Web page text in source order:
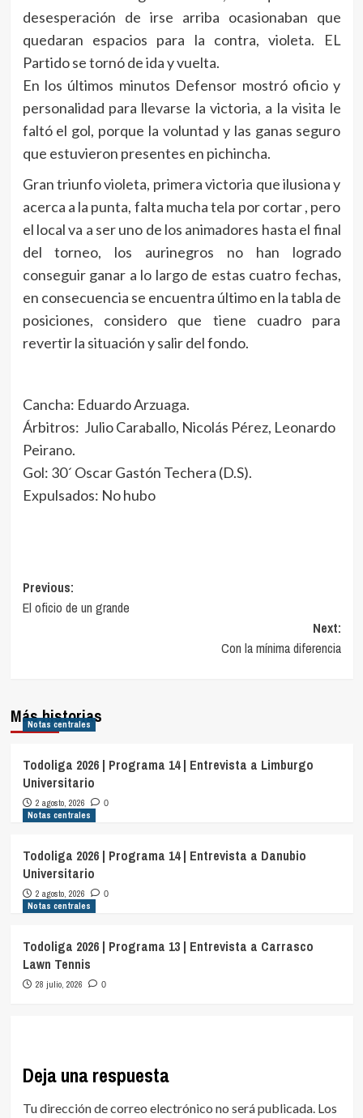
desesperación de irse arriba ocasionaban que
quedaran espacios para la contra, violeta. EL
Partido se tornó de ida y vuelta.
En los últimos minutos Defensor mostró oficio y
personalidad para llevarse la victoria, a la visita le
faltó el gol, porque la voluntad y las ganas seguro
que estuvieron presentes en pichincha.
Gran triunfo violeta, primera victoria que ilusiona y
acerca a la punta, falta mucha tela por cortar , pero
el local va a ser uno de los animadores hasta el final
del torneo, los aurinegros no han logrado
conseguir ganar a lo largo de estas cuatro fechas,
en consecuencia se encuentra último en la tabla de
posiciones, considero que tiene cuadro para
revertir la situación y salir del fondo.
Cancha: Eduardo Arzuaga.
Árbitros: Julio Caraballo, Nicolás Pérez, Leonardo
Peirano.
Gol: 30´ Oscar Gastón Techera (D.S).
Expulsados: No hubo
Navegación
de
Previous:
El oficio de un grande
Next:
Con la mínima diferencia
Más historias
Notas centrales
Todoliga 2026 | Programa 14 | Entrevista a Limburgo
Universitario
2 agosto, 2026 0
Notas centrales
Todoliga 2026 | Programa 14 | Entrevista a Danubio
Universitario
2 agosto, 2026 0
Notas centrales
Todoliga 2026 | Programa 13 | Entrevista a Carrasco
Lawn Tennis
28 julio, 2026 0
Deja una respuesta
Tu dirección de correo electrónico no será publicada. Los